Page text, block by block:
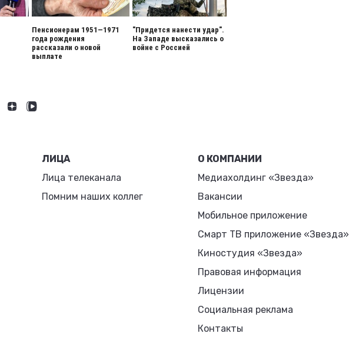
Пенсионерам 1951—1971
года рождения
рассказали о новой
выплате
"Придется нанести удар".
На Западе высказались о
войне с Россией
ЛИЦА
Лица телеканала
Помним наших коллег
О КОМПАНИИ
Медиахолдинг «Звезда»
Вакансии
Мобильное приложение
Смарт ТВ приложение «Звезда»
Киностудия «Звезда»
Правовая информация
Лицензии
Социальная реклама
Контакты